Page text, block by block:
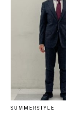
SUMMERSTYLE